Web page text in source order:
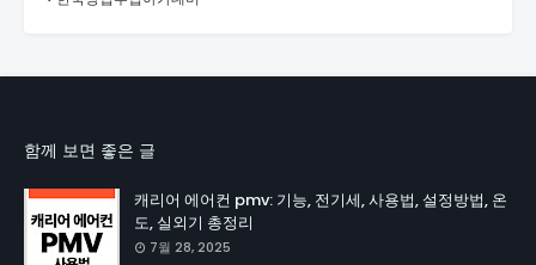
함께 보면 좋은 글
캐리어 에어컨 pmv: 기능, 전기세, 사용법, 설정방법, 온
도, 실외기 총정리
7월 28, 2025